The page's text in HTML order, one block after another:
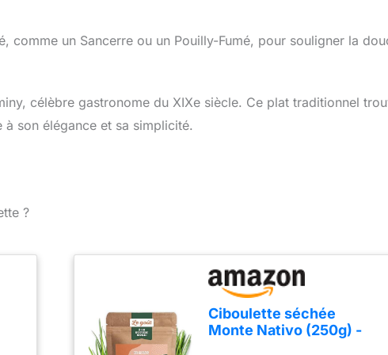
comme un Sancerre ou un Pouilly-Fumé, pour souligner la
célèbre gastronome du XIXe siècle. Ce plat traditionnel
son élégance et sa simplicité.
?
Ciboulette séchée
Monte Nativo (250g) -